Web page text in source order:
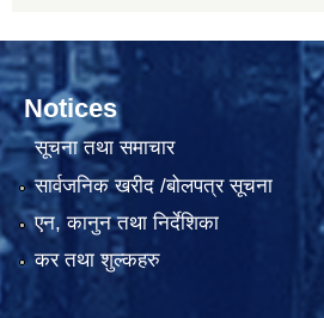
Notices
सूचना तथा समाचार
सार्वजनिक खरीद /बोलपत्र सूचना
एन, कानुन तथा निर्देशिका
कर तथा शुल्कहरु